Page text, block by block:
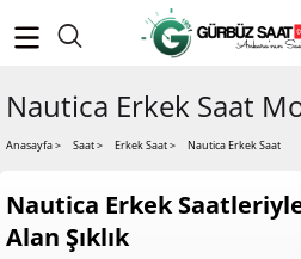
Nautica Erkek Saat
Anasayfa> Saat > Erkek Saat > Nautica Erkek Saat
Nautica Erkek
Alan Şıklık